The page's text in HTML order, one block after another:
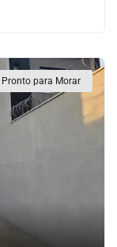
Pronto para Morar